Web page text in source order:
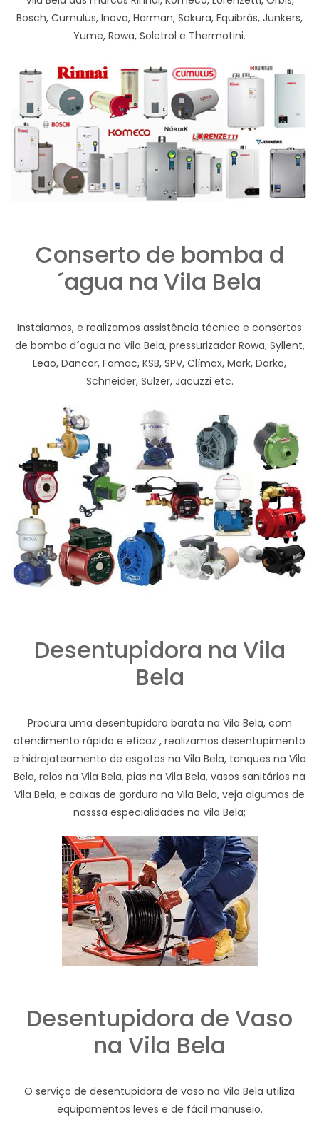
Bosch, Cumulus, Inova, Harman, Sakura, Equibrás, Junkers,
Yume, Rowa, Soletrol e Thermotini.
Conserto de bomba d
´agua na Vila Bela
Instalamos, e realizamos assistência técnica e consertos
de bomba d´agua na Vila Bela, pressurizador Rowa, Syllent,
Leão, Dancor, Famac, KSB, SPV, Clímax, Mark, Darka,
Schneider, Sulzer, Jacuzzi etc.
Desentupidora na Vila
Bela
Procura uma desentupidora barata na Vila Bela, com
atendimento rápido e eficaz , realizamos desentupimento
e hidrojateamento de esgotos na Vila Bela, tanques na Vila
Bela, ralos na Vila Bela, pias na Vila Bela, vasos sanitários na
Vila Bela, e caixas de gordura na Vila Bela, veja algumas de
nosssa especialidades na Vila Bela;
Desentupidora de Vaso
na Vila Bela
O serviço de desentupidora de vaso na Vila Bela utiliza
equipamentos leves e de fácil manuseio.